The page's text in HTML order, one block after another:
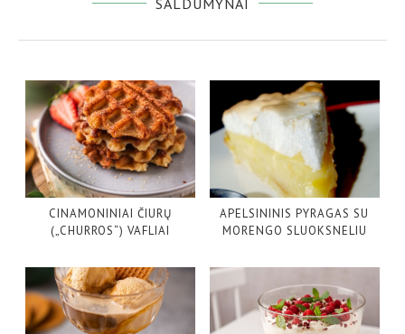
SALDUMYNAI
CINAMONINIAI ČIURŲ
(„CHURROS“) VAFLIAI
APELSININIS PYRAGAS SU
MORENGO SLUOKSNELIU